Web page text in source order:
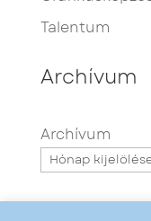
Talentum
Archívum
Archívum